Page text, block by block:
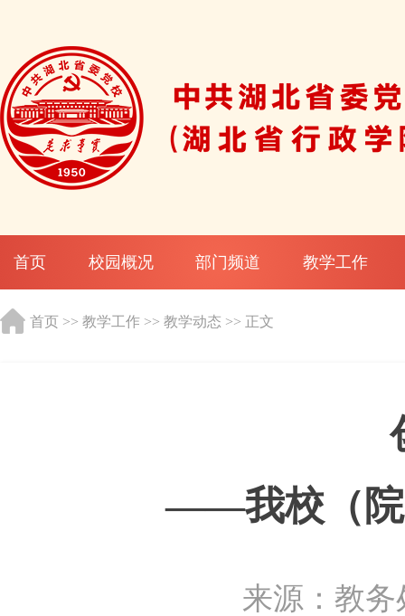
首页 校园概况 部门频道 教学工作
首页 >> 教学工作 >> 教学动态 >> 正文
——我校（院
来源：教